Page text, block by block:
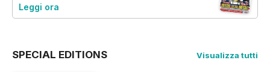
Leggi ora
SPECIAL EDITIONS Visualizza tutti